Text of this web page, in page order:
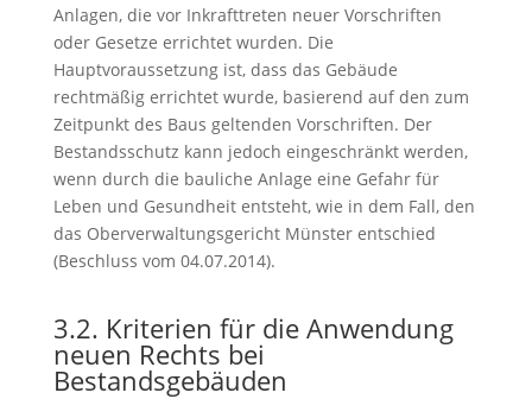
Anlagen, die vor Inkrafttreten neuer Vorschriften
oder Gesetze errichtet wurden. Die
Hauptvoraussetzung ist, dass das Gebäude
rechtmäßig errichtet wurde, basierend auf den zum
Zeitpunkt des Baus geltenden Vorschriften. Der
Bestandsschutz kann jedoch eingeschränkt werden,
wenn durch die bauliche Anlage eine Gefahr für
Leben und Gesundheit entsteht, wie in dem Fall, den
das Oberverwaltungsgericht Münster entschied
(Beschluss vom 04.07.2014).
3.2. Kriterien für die Anwendung
neuen Rechts bei
Bestandsgebäuden